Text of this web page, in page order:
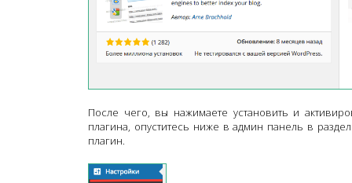
После чего, вы нажимаете установить и
плагина, опуститесь ниже в админ панель в
плагин.